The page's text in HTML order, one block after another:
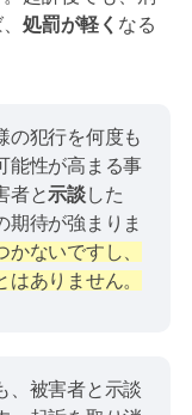
処罰が軽く なる
の犯行を何度も
能性が高まる事
者と示談した
期待が強まりま
かないですし、
ありません。
、被害者と示談